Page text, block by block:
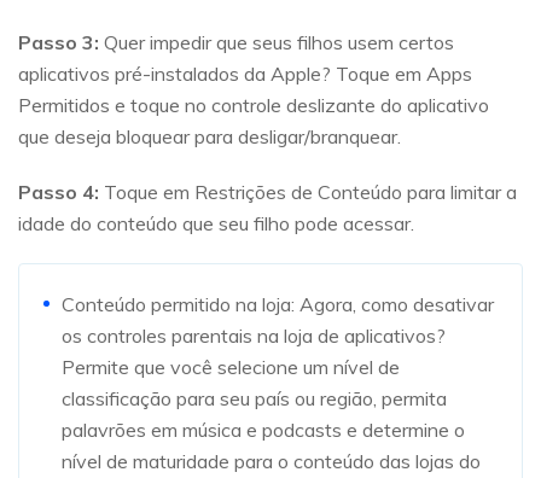
Passo 3: Quer impedir que seus filhos usem certos
aplicativos pré-instalados da Apple? Toque em Apps
Permitidos e toque no controle deslizante do aplicativo
que deseja bloquear para desligar/branquear.
Passo 4: Toque em Restrições de Conteúdo para limitar a
idade do conteúdo que seu filho pode acessar.
Conteúdo permitido na loja: Agora, como desativar
os controles parentais na loja de aplicativos?
Permite que você selecione um nível de
classificação para seu país ou região, permita
palavrões em música e podcasts e determine o
nível de maturidade para o conteúdo das lojas do